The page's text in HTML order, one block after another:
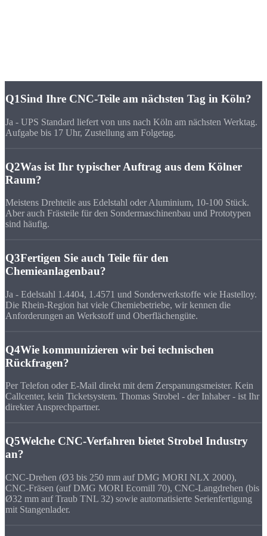
Q1Sind Ihre CNC-Teile am nächsten Tag in Köln?
Ja - UPS Standard liefert von uns nach Köln am nächsten Werktag.
Aufgabe bis 17 Uhr, Zustellung am Folgetag.
Q2Was ist Ihr typischer Auftrag aus dem Kölner
Raum?
Meistens Drehteile aus Edelstahl oder Aluminium, 10-100 Stück.
Aber auch Frästeile für den Sondermaschinenbau und Prototypen
sind häufig.
Q3Fertigen Sie auch Teile für den
Chemieanlagenbau?
Ja - Edelstahl 1.4404, 1.4571 und Sonderwerkstoffe wie Hastelloy.
Die Rhein-Region hat viele Chemiebetriebe, wir kennen die
Anforderungen an Werkstoff und Oberflächengüte.
Q4Wie kommunizieren wir bei technischen
Rückfragen?
Per Telefon oder E-Mail direkt mit dem Zerspanungsmeister. Kein
Callcenter, kein Ticketsystem. Thomas Strobel - der Inhaber - ist Ihr
direkter Ansprechpartner.
Q5Welche CNC-Verfahren bietet Strobel Industry
an?
CNC-Drehen (Ø3 bis 250 mm auf DMG MORI NLX 2000),
CNC-Fräsen (auf DMG MORI Ecomill 70), CNC-Langdrehen (bis
Ø32 mm auf Traub TNL 32) sowie automatisierte Serienfertigung
mit Stangenlader.